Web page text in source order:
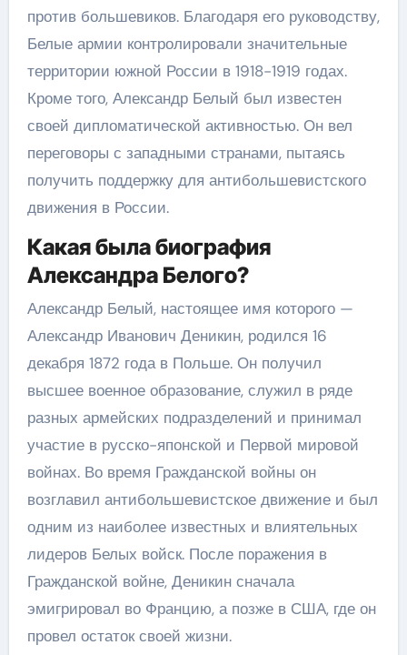
против большевиков. Благодаря его руководству,
Белые армии контролировали значительные
территории южной России в 1918-1919 годах.
Кроме того, Александр Белый был известен
своей дипломатической активностью. Он вел
переговоры с западными странами, пытаясь
получить поддержку для антибольшевистского
движения в России.
Какая была биография
Александра Белого?
Александр Белый, настоящее имя которого —
Александр Иванович Деникин, родился 16
декабря 1872 года в Польше. Он получил
высшее военное образование, служил в ряде
разных армейских подразделений и принимал
участие в русско-японской и Первой мировой
войнах. Во время Гражданской войны он
возглавил антибольшевистское движение и был
одним из наиболее известных и влиятельных
лидеров Белых войск. После поражения в
Гражданской войне, Деникин сначала
эмигрировал во Францию, а позже в США, где он
провел остаток своей жизни.